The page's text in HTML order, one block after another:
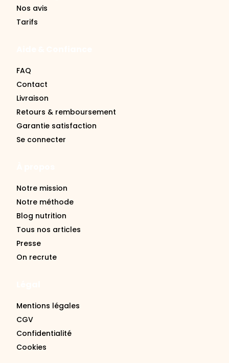
Nos avis
Tarifs
FAQ
Contact
Livraison
Retours & remboursement
Garantie satisfaction
Se connecter
Notre mission
Notre méthode
Blog nutrition
Tous nos articles
Presse
On recrute
Mentions légales
CGV
Confidentialité
Cookies